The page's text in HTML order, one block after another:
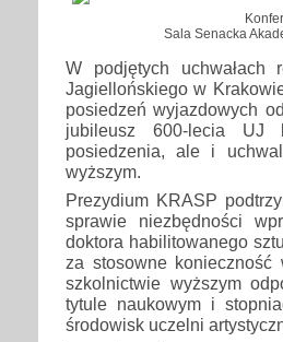
Sala Senacka
W podjętych uchwałach
Jagiellońskiego w
posiedzeń wyjazdowych
jubileusz 600-lecia UJ
posiedzenia, ale i
wyższym.
Prezydium KRASP
sprawie niezbędności
doktora habilitowanego
za stosowne
szkolnictwie wyższym
tytule naukowym i
środowisk uczelni